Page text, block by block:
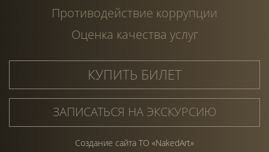
Противодействие коррупции
Оценка качества услуг
КУПИТЬ БИЛЕТ
ЗАПИСАТЬСЯ НА ЭКСКУРСИЮ
Создание сайта ТО «NakedArt»